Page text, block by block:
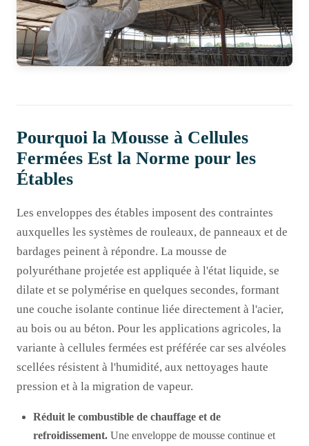
Pourquoi la Mousse à Cellules
Fermées Est la Norme pour les
Étables
Les enveloppes des étables imposent des contraintes
auxquelles les systèmes de rouleaux, de panneaux et de
bardages peinent à répondre. La mousse de
polyuréthane projetée est appliquée à l'état liquide, se
dilate et se polymérise en quelques secondes, formant
une couche isolante continue liée directement à l'acier,
au bois ou au béton. Pour les applications agricoles, la
variante à cellules fermées est préférée car ses alvéoles
scellées résistent à l'humidité, aux nettoyages haute
pression et à la migration de vapeur.
Réduit le combustible de chauffage et de
refroidissement. Une enveloppe de mousse continue et